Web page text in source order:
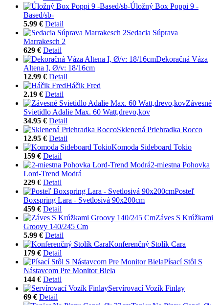
Úložný Box Poppi 9 -
Based/sb-
5.99 € Detail
Sedacia Súprava
Marrakesch 2
629 € Detail
Dekoračná Váza
Altena I, Ø/v: 18/16cm
12.99 € Detail
Háčik Fred
2.19 € Detail
Závesné
Svietidlo Adalie Max. 60 Watt,drevo,kov
34.95 € Detail
Sklenená Priehradka Rocco
12.95 € Detail
Komoda Sideboard Tokio
159 € Detail
2-miestna Pohovka
Lord-Trend Modrá
229 € Detail
Posteľ
Boxspring Lara - Svetlosivá 90x200cm
459 € Detail
Záves S Krúžkami
Groovy 140/245 Cm
5.99 € Detail
Konferenčný Stolík Cara
179 € Detail
Písací Stôl S
Nástavcom Pre Monitor Biela
144 € Detail
Servírovací Vozík Finlay
69 € Detail